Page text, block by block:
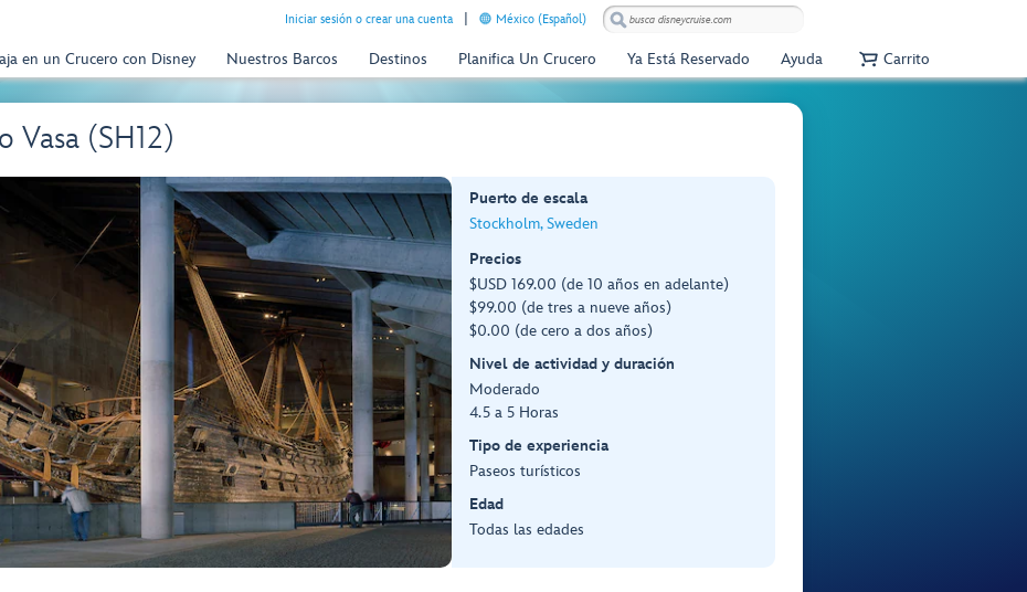
Iniciar sesión o crear una cuenta México (Español)
en un Crucero con Disney Nuestros Barcos Destinos Planifica Un Crucero Ya Está Reservado Ayuda Carrito
Vasa (SH12)
Puerto de escala
Stockholm, Sweden
Precios
$USD 169.00 (de 10 años en adelante)
$99.00 (de tres a nueve años)
$0.00 (de cero a dos años)
Nivel de actividad y duración
Moderado
4.5 a 5 Horas
Tipo de experiencia
Paseos turísticos
Edad
Todas las edades